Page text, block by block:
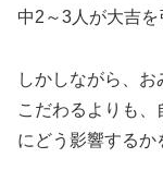
中2～3人が大吉を
しかしながら、
こだわるよりも
にどう影響するか